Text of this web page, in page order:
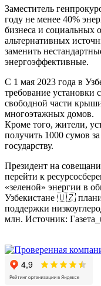
Заместитель
году не менее 40%
бизнеса и социальных
альтернативных
заменить
энергоэффективные.
С 1 мая 2023 года в
требование установки
свободной части
многоэтажных домов.
Кроме того, жители,
получить 1000 сумов
государству.
Президент на
перейти к
«зеленой» энергии в
Узбекистане 🇺🇿
поддержки
млн. Источник: